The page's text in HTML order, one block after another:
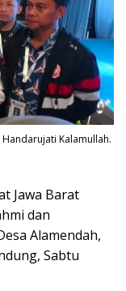
Kalamullah.
Jawa Barat
dan
Alamendah,
Sabtu